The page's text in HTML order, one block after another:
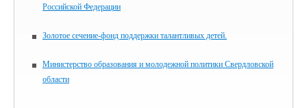
Российской Федерации
Золотое сечение-фонд поддержки талантливых детей.
Министерство образования и молодежной политики Свердловской
области